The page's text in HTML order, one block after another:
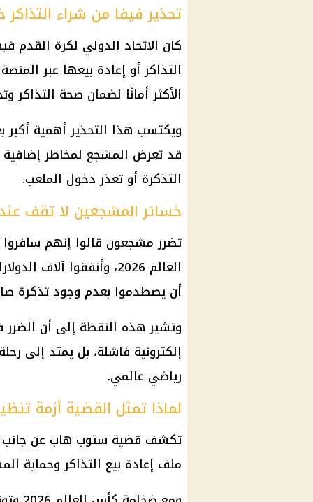
تحذير فيفا من شراء
كان الاتحاد الدولي لكرة القدم
التذاكر أو إعادة بيعها عبر
الأكثر أمانًا لضمان صحة التذاكر
ويكتسب هذا التحذير أهمية أكبر
قد تعرض المشجع لمخاطر
التذكرة أو تعذر دخول الملعب.
خسائر المشجعين لا تقف
تضرر مشجعون قالوا إنهم
العالم 2026، وأنفقوا
أن يصطدموا بعدم وجود تذكرة
وتشير هذه النقطة إلى أن
إلكترونية فاشلة، بل يمتد إلى
رياضي عالمي.
لماذا تمثل القضية أزمة
تكشف قضية ستوب هاب عن جانب
ملف إعادة بيع التذاكر وحماية